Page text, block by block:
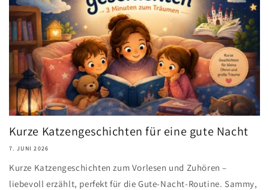
Kurze Katzengeschichten für eine gute Nacht
7. JUNI 2026
Kurze Katzengeschichten zum Vorlesen und Zuhören –
liebevoll erzählt, perfekt für die Gute-Nacht-Routine. Sammy,